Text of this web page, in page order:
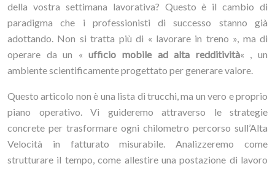
della vostra settimana lavorativa? Questo è il cambio di
paradigma che i professionisti di successo stanno già
adottando. Non si tratta più di « lavorare in treno », ma di
operare da un «ufficio mobile ad alta redditività« , un
ambiente scientificamente progettato per generare valore.
Questo articolo non è una lista di trucchi, ma un vero e proprio
piano operativo. Vi guideremo attraverso le strategie
concrete per trasformare ogni chilometro percorso sull’Alta
Velocità in fatturato misurabile. Analizzeremo come
strutturare il tempo, come allestire una postazione di lavoro